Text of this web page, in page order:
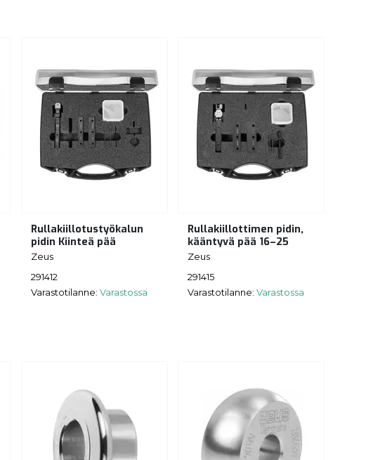
Rullakiillotustyökalun
pidin Kiinteä pää
Zeus
291412
Varastotilanne: Varastossa
Rullakiillottimen pidin,
kääntyvä pää 16–25
Zeus
291415
Varastotilanne: Varastossa